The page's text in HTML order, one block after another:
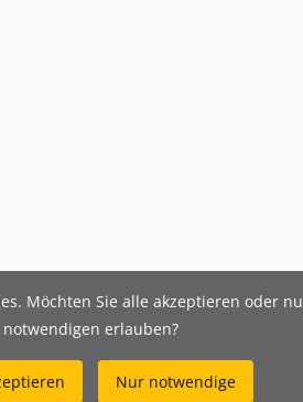
Möchten Sie alle akzeptieren oder
notwendigen erlauben?
Nur notwendige